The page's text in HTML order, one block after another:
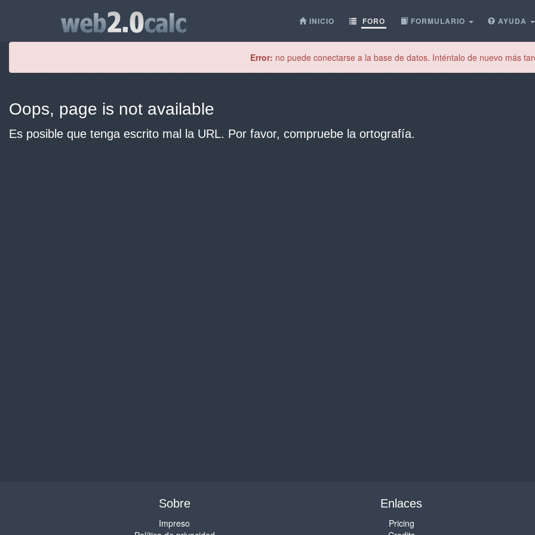
INICIO FORO FORMULARIO AYUDA
Error: no puede conectarse a la base de datos. Inténtalo de nuevo más
Oops, page is not available
Es posible que tenga escrito mal la URL. Por favor, compruebe la ortografía.
Sobre
Impreso
Enlaces
Pricing